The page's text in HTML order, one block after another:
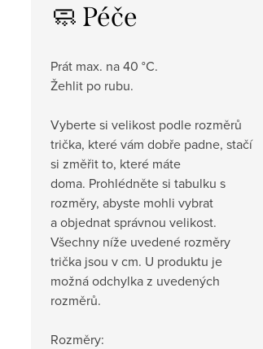
Hudebnikum.cz
🧼 Péče
Prát max. na 40 °C.
Žehlit po rubu.
Vyberte si velikost podle rozměrů
trička, které vám dobře padne, stačí
si změřit to, které máte
doma. Prohlédněte si tabulku s
rozměry, abyste mohli vybrat
a objednat správnou velikost.
Všechny níže uvedené rozměry
trička jsou v cm. U produktu je
možná odchylka z uvedených
rozměrů.
Rozměry: